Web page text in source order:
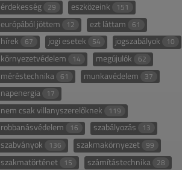
érdekesség 29 eszközeink 151
európából jöttem 12 ezt láttam 61
hírek 67 jogi esetek 54 jogszabályok 10
környezetvédelem 14 megújulók 62
méréstechnika 61 munkavédelem 37
napenergia 17
nem csak villanyszerelőknek 119
robbanásvédelem 16 szabályozás 13
szabványok 136 szakmakörnyezet 99
szakmatörténet 15 számítástechnika 28